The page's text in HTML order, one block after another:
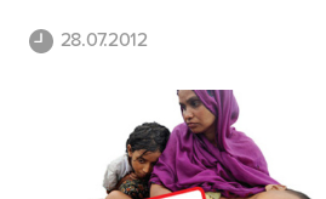
28.07.2012